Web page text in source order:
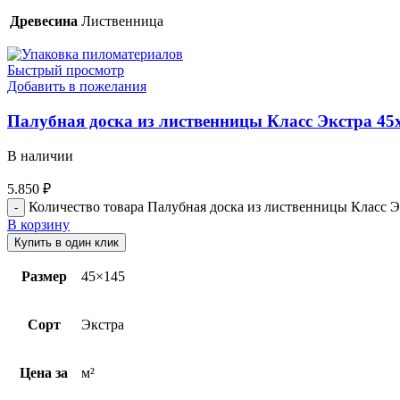
Древесина Лиственница
Быстрый просмотр
Добавить в пожелания
Палубная доска из лиственницы Класс Экстра
В наличии
5.850 ₽
Количество товара Палубная доска из лиственницы Класс
В корзину
Купить в один клик
Размер 45×145
Сорт Экстра
Цена за м²